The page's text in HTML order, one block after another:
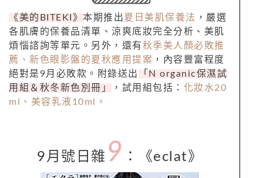
《美的BITEKI》 本期推出夏日美肌保養法 ，嚴選
各肌膚的保養品清單、涼爽底妝完全分析、美肌
煩惱諮詢等單元。另外，還有秋季美人顏必敗推
薦、新色眼影盤的夏秋應用提案 ，內容豐富程度
絕對是9月必敗款。附錄送出
「N organic保濕試
用組＆秋冬新色別冊」
，試用組包括： 化妝水20
ml、美容乳液10ml。
9月號日雜 9 ： 《eclat》